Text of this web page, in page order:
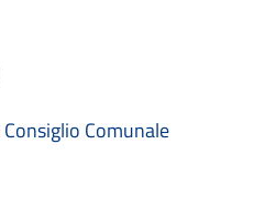
Consiglio Comunale